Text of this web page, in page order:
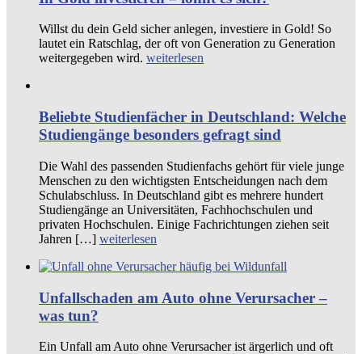
Willst du dein Geld sicher anlegen, investiere in Gold! So
lautet ein Ratschlag, der oft von Generation zu Generation
weitergegeben wird. weiterlesen
Beliebte Studienfächer in Deutschland: Welche
Studiengänge besonders gefragt sind
Die Wahl des passenden Studienfachs gehört für viele junge
Menschen zu den wichtigsten Entscheidungen nach dem
Schulabschluss. In Deutschland gibt es mehrere hundert
Studiengänge an Universitäten, Fachhochschulen und
privaten Hochschulen. Einige Fachrichtungen ziehen seit
Jahren […] weiterlesen
Unfallschaden am Auto ohne Verursacher –
was tun?
Ein Unfall am Auto ohne Verursacher ist ärgerlich und oft